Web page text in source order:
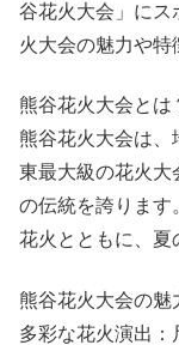
谷花火大会」にス
火大会の魅力や特
熊谷花火大会とは
熊谷花火大会は、
東最大級の花火大
の伝統を誇ります
花火とともに、夏
熊谷花火大会の魅
多彩な花火演出